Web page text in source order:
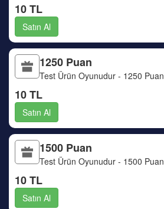
10 TL
Satın Al
1250 Puan
Test Ürün Oyunudur - 1250 Puan
10 TL
Satın Al
1500 Puan
Test Ürün Oyunudur - 1500 Puan
10 TL
Satın Al